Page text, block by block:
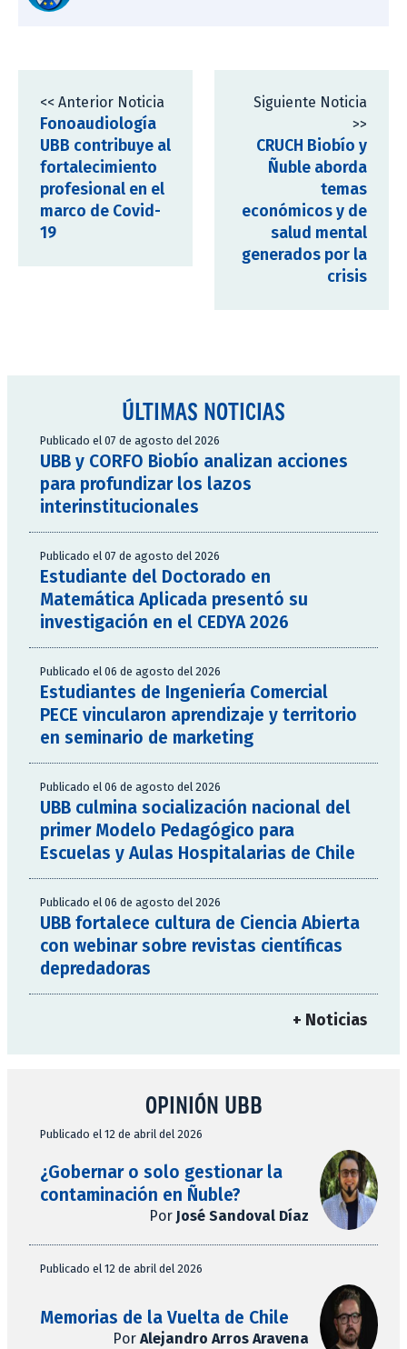
<< Anterior Noticia
Fonoaudiología
UBB contribuye al
fortalecimiento
profesional en el
marco de Covid-
19
Siguiente Noticia
>>
CRUCH Biobío y
Ñuble aborda
temas
económicos y de
salud mental
generados por la
crisis
ÚLTIMAS NOTICIAS
Publicado el 07 de agosto del 2026
UBB y CORFO Biobío analizan acciones
para profundizar los lazos
interinstitucionales
Publicado el 07 de agosto del 2026
Estudiante del Doctorado en
Matemática Aplicada presentó su
investigación en el CEDYA 2026
Publicado el 06 de agosto del 2026
Estudiantes de Ingeniería Comercial
PECE vincularon aprendizaje y territorio
en seminario de marketing
Publicado el 06 de agosto del 2026
UBB culmina socialización nacional del
primer Modelo Pedagógico para
Escuelas y Aulas Hospitalarias de Chile
Publicado el 06 de agosto del 2026
UBB fortalece cultura de Ciencia Abierta
con webinar sobre revistas científicas
depredadoras
+ Noticias
OPINIÓN UBB
Publicado el 12 de abril del 2026
¿Gobernar o solo gestionar la
contaminación en Ñuble?
Por José Sandoval Díaz
Publicado el 12 de abril del 2026
Memorias de la Vuelta de Chile
Por Alejandro Arros Aravena